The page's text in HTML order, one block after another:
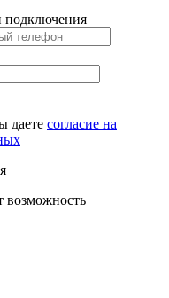
подключения
даете согласие на
возможность